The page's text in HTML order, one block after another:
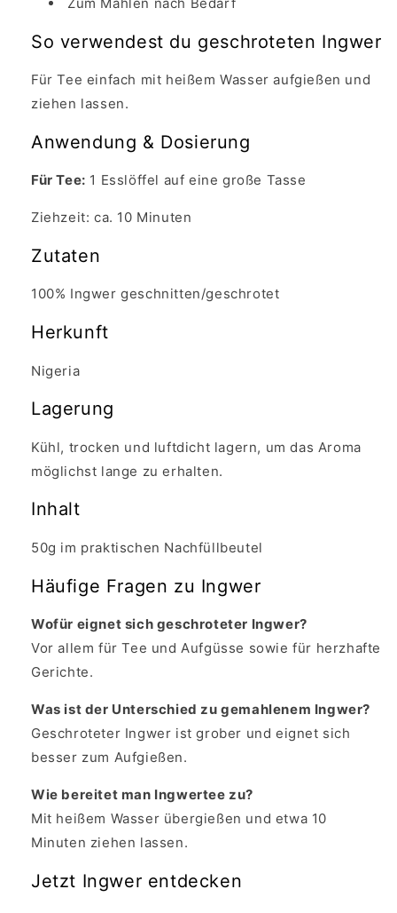
So verwendest du geschroteten Ingwer
Für Tee einfach mit heißem Wasser aufgießen und
ziehen lassen.
Anwendung & Dosierung
Für Tee: 1 Esslöffel auf eine große Tasse
Ziehzeit: ca. 10 Minuten
Zutaten
100% Ingwer geschnitten/geschrotet
Herkunft
Nigeria
Lagerung
Kühl, trocken und luftdicht lagern, um das Aroma
möglichst lange zu erhalten.
Inhalt
50g im praktischen Nachfüllbeutel
Häufige Fragen zu Ingwer
Wofür eignet sich geschroteter Ingwer?
Vor allem für Tee und Aufgüsse sowie für herzhafte
Gerichte.
Was ist der Unterschied zu gemahlenem Ingwer?
Geschroteter Ingwer ist grober und eignet sich
besser zum Aufgießen.
Wie bereitet man Ingwertee zu?
Mit heißem Wasser übergießen und etwa 10
Minuten ziehen lassen.
Jetzt Ingwer entdecken